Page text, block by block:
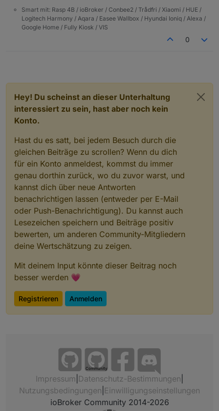
Smart mit: Rasp 4B / ioBroker / Conbee2 / Trådfri / Xiaomi / HUE /
Logitech Harmony / Aqara / Easee Wallbox / Hyundai Ioniq / Alexa /
Google Home / Fully Kiosk / VIS
0
Hey! Du scheinst an dieser Unterhaltung
interessiert zu sein, hast aber noch kein
Konto.
Hast du es satt, bei jedem Besuch durch die
gleichen Beiträge zu scrollen? Wenn du dich
für ein Konto anmeldest, kommst du immer
genau dorthin zurück, wo du zuvor warst, und
kannst dich über neue Antworten
benachrichtigen lassen (entweder per E-Mail
oder Push-Benachrichtigung). Du kannst auch
Lesezeichen speichern und Beiträge positiv
bewerten, um anderen Community-Mitgliedern
deine Wertschätzung zu zeigen.
Mit deinem Input könnte dieser Beitrag noch
besser werden 💗
Registrieren Anmelden
Community
Impressum Datenschutz-Bestimmungen
Nutzungsbedingungen Einwilligungseinstellungen
ioBroker Community 2014-2026